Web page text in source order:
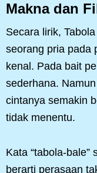
Makna dan
Secara lirik,
seorang pria pada
kenal. Pada bait
sederhana.
cintanya semakin
tidak menentu.
Kata “tabola-
berarti perasaan